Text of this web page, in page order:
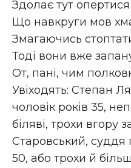
Здолає тут опертися
Що навкруги мов
Змагаючись
Тоді вони вже
От, пані, чим
Увіходять: Степан
чоловік років 35,
біляві, трохи вгору
Старовський, суддя
50, або трохи й